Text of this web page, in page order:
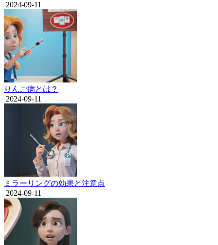
2024-09-11
りんご病とは？
2024-09-11
ミラーリングの効果と注意点
2024-09-11